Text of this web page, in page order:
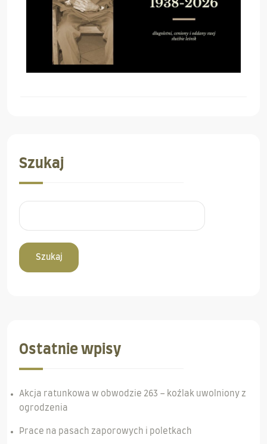
Szukaj
Szukaj
Ostatnie wpisy
Akcja ratunkowa w obwodzie 263 – koźlak uwolniony z
ogrodzenia
Prace na pasach zaporowych i poletkach